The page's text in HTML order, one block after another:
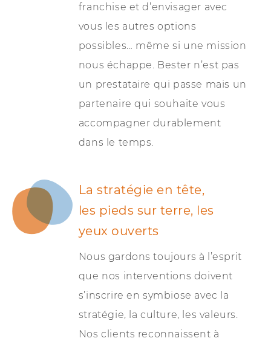
franchise et d’envisager avec
vous les autres options
possibles… même si une mission
nous échappe. Bester n’est pas
un prestataire qui passe mais un
partenaire qui souhaite vous
accompagner durablement
dans le temps.
La stratégie en tête,
les pieds sur terre, les
yeux ouverts
Nous gardons toujours à l’esprit
que nos interventions doivent
s’inscrire en symbiose avec la
stratégie, la culture, les valeurs.
Nos clients reconnaissent à